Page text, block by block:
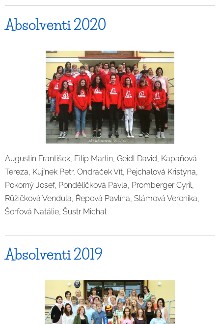
Absolventi 2020
Augustin František, Filip Martin, Geidl David, Kapaňová
Tereza, Kujínek Petr, Ondráček Vít, Pejchalová Kristýna,
Pokorný Josef, Pondělíčková Pavla, Promberger Cyril,
Růžičková Vendula, Řepová Pavlína, Slámová Veronika,
Šorfová Natálie, Šustr Michal
Absolventi 2019